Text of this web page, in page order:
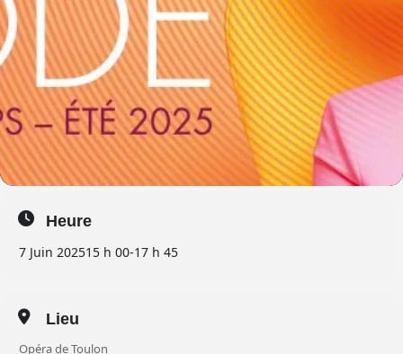
Heure
7 Juin 202515 h 00-17 h 45
Lieu
Opéra de Toulon